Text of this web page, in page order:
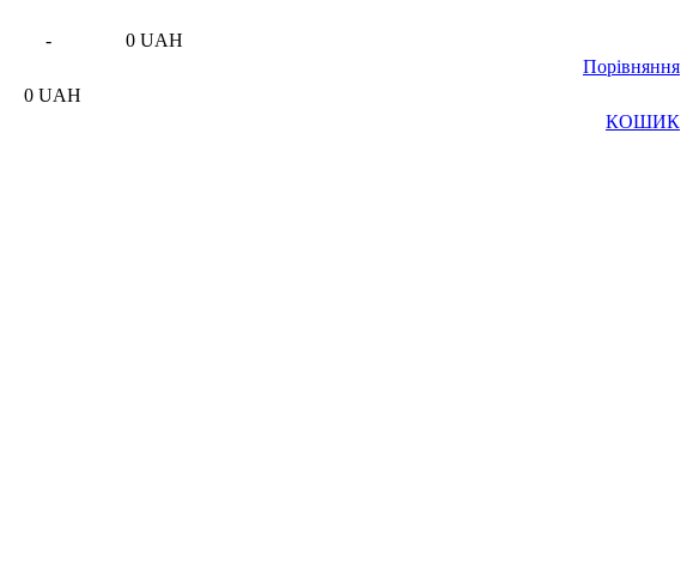
-
0 UAH
Порівняння
0 UAH
КОШИК